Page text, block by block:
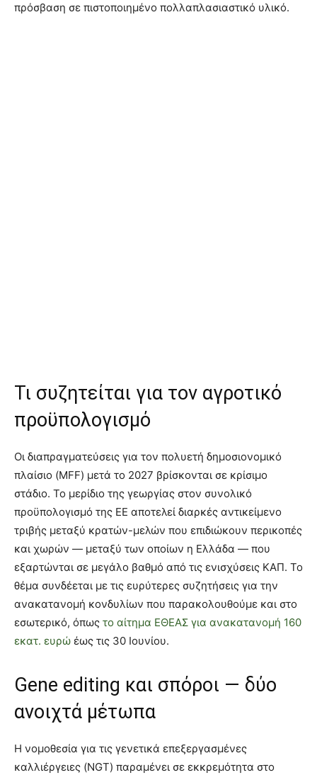
πρόσβαση σε πιστοποιημένο πολλαπλασιαστικό υλικό.
Τι συζητείται για τον αγροτικό
προϋπολογισμό
Οι διαπραγματεύσεις για τον πολυετή δημοσιονομικό
πλαίσιο (MFF) μετά το 2027 βρίσκονται σε κρίσιμο
στάδιο. Το μερίδιο της γεωργίας στον συνολικό
προϋπολογισμό της ΕΕ αποτελεί διαρκές αντικείμενο
τριβής μεταξύ κρατών-μελών που επιδιώκουν περικοπές
και χωρών — μεταξύ των οποίων η Ελλάδα — που
εξαρτώνται σε μεγάλο βαθμό από τις ενισχύσεις ΚΑΠ. Το
θέμα συνδέεται με τις ευρύτερες συζητήσεις για την
ανακατανομή κονδυλίων που παρακολουθούμε και στο
εσωτερικό, όπως το αίτημα ΕΘΕΑΣ για ανακατανομή 160
εκατ. ευρώ έως τις 30 Ιουνίου.
Gene editing και σπόροι — δύο
ανοιχτά μέτωπα
Η νομοθεσία για τις γενετικά επεξεργασμένες
καλλιέργειες (NGT) παραμένει σε εκκρεμότητα στο